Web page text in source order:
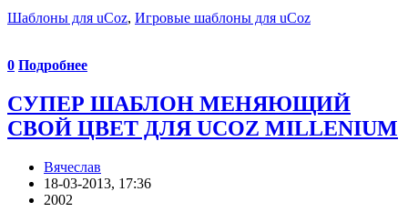
Шаблоны для uCoz, Игровые шаблоны для uCoz
0 Подробнее
СУПЕР ШАБЛОН МЕНЯЮЩИЙ
СВОЙ ЦВЕТ ДЛЯ UCOZ MILLENIUM
Вячеслав
18-03-2013, 17:36
2002